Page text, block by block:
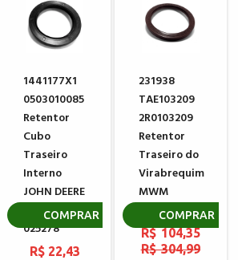
1441177X1
0503010085
Retentor
Cubo
Traseiro
Interno
JOHN DEERE
CARRARO
025278
R$ 22,43
COMPRAR
231938
TAE103209
2R0103209
Retentor
Traseiro do
Virabrequim
MWM
904960651301
R$ 104,35
R$ 304,99
COMPRAR